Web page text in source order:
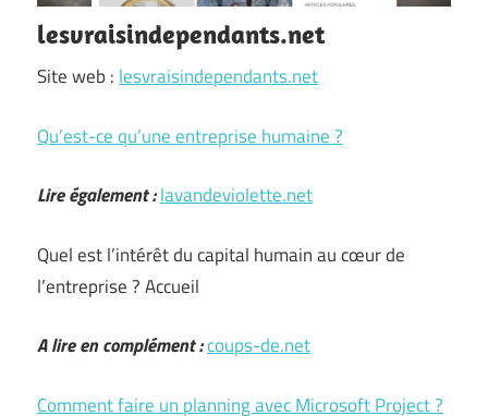
lesvraisindependants.net
Site web : lesvraisindependants.net
Qu’est-ce qu’une entreprise humaine ?
Lire également :lavandeviolette.net
Quel est l’intérêt du capital humain au cœur de
l’entreprise ? Accueil
A lire en complément :coups-de.net
Comment faire un planning avec Microsoft Project ?